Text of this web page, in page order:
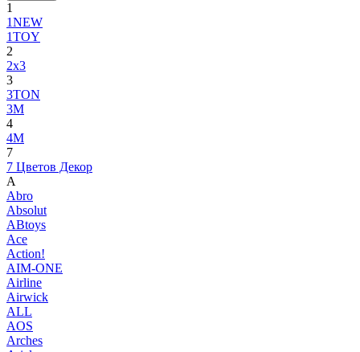
1
1NEW
1TOY
2
2x3
3
3TON
3М
4
4M
7
7 Цветов Декор
A
Abro
Absolut
ABtoys
Ace
Action!
AIM-ONE
Airline
Airwick
ALL
AOS
Arches